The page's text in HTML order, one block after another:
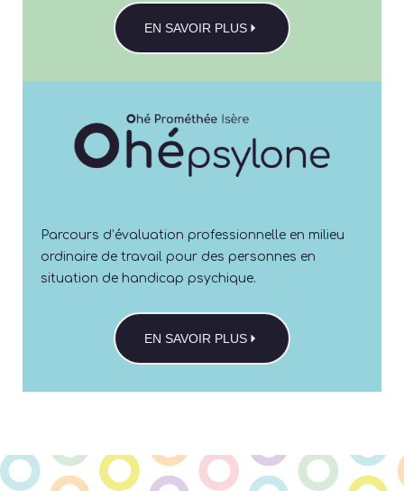
EN SAVOIR PLUS
Parcours d’évaluation professionnelle en milieu
ordinaire de travail pour des personnes en
situation de handicap psychique.
EN SAVOIR PLUS